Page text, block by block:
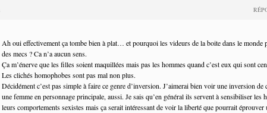
Ah oui effectivement ça tombe bien à plat… et pourquoi les videurs de la boite dans le monde
des mecs ? Ca n’a aucun sens.
Ça m’énerve que les filles soient maquillées mais pas les hommes quand c’est eux qui sont
Les clichés homophobes sont pas mal non plus.
Décidément c’est pas simple à faire ce genre d’inversion. J’aimerai bien voir une inversion de
une femme en personnage principale, aussi. Je sais qu’en général ils servent à sensibiliser les
leurs comportements sexistes mais ça serait intéressant de voir la liberté que pourrait éprouver